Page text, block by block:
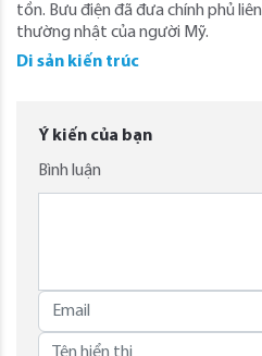
tồn. Bưu điện đã đưa chính phủ
thường nhật của người Mỹ.
Di sản kiến trúc
Ý kiến của bạn
Bình luận